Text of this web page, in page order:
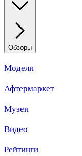
Обзоры
Модели
Афтермаркет
Музеи
Видео
Рейтинги